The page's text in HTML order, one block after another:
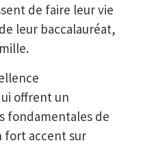
de faire leur vie
leur baccalauréat,
offrent un
fondamentales de
fort accent sur